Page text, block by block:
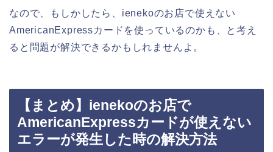
なので、もしかしたら、ienekoのお店で使えない
AmericanExpressカードを使っているのかも、と考え
ると問題が解決できるかもしれませんよ。
【まとめ】ienekoのお店で
AmericanExpressカードが使えない
エラーが発生した時の解決方法